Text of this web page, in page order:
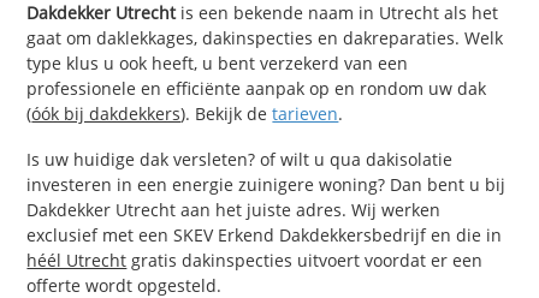
Dakdekker Utrechtis een bekende naam in Utrecht als het
gaat om daklekkages, dakinspecties en dakreparaties. Welk
type klus u ook heeft, u bent verzekerd van een
professionele en efficiënte aanpak op en rondom uw dak
(óók bij dakdekkers). Bekijk detarieven.
Is uw huidige dak versleten? of wilt u qua dakisolatie
investeren in een energie zuinigere woning? Dan bent u bij
Dakdekker Utrecht aan het juiste adres. Wij werken
exclusief met een SKEV Erkend Dakdekkersbedrijf en die in
héél Utrecht gratis dakinspecties uitvoert voordat er een
offerte wordt opgesteld.